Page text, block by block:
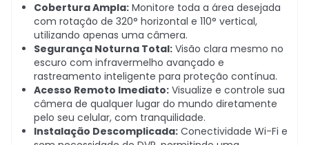
Cobertura Ampla: Monitore toda a área desejada
com rotação de 320° horizontal e 110° vertical,
utilizando apenas uma câmera.
Segurança Noturna Total: Visão clara mesmo no
escuro com infravermelho avançado e
rastreamento inteligente para proteção contínua.
Acesso Remoto Imediato: Visualize e controle sua
câmera de qualquer lugar do mundo diretamente
pelo seu celular, com tranquilidade.
Instalação Descomplicada: Conectividade Wi-Fi e